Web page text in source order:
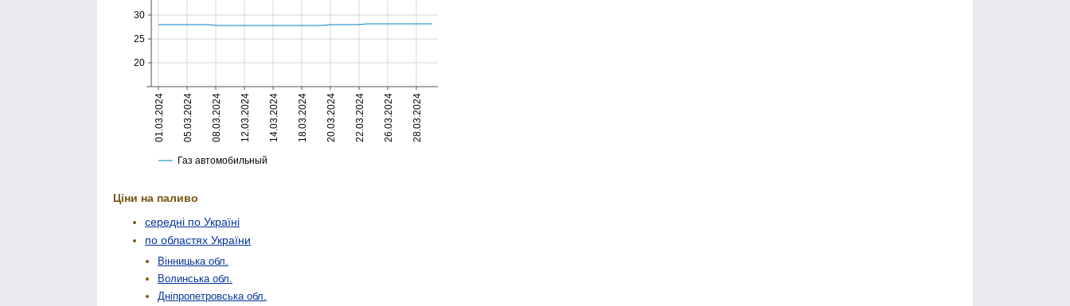
Ціни на паливо
середні по Україні
по областях України
Вінницька обл.
Волинська обл.
Дніпропетровська обл.